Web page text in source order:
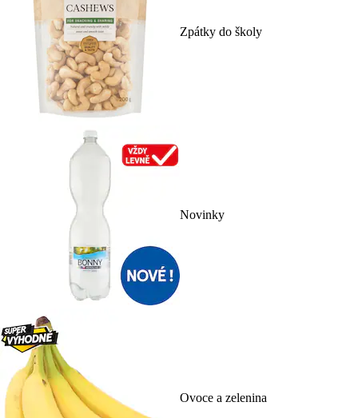
Zpátky do školy
Novinky
Ovoce a zelenina